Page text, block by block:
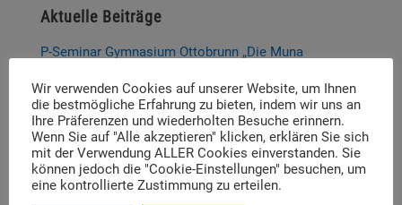
Aktuelle Beiträge
P-Seminar Gymnasium Ottobrunn „Die Muna
Thema und Referent:innen für das diesjährige
Dachauer Symposium stehen fest
Neue Stelleausschreibung
Digitale Neuerscheinung: Launch der digitalen
Wir verwenden Cookies auf unserer Website, um Ihnen
die bestmögliche Erfahrung zu bieten, indem wir uns an
Ihre Präferenzen und wiederholten Besuche erinnern.
Wenn Sie auf "Alle akzeptieren" klicken, erklären Sie sich
mit der Verwendung ALLER Cookies einverstanden. Sie
können jedoch die "Cookie-Einstellungen" besuchen, um
eine kontrollierte Zustimmung zu erteilen.